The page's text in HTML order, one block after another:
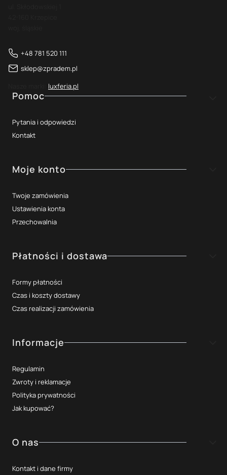
+48 781 520 111
sklep@zpradem.pl
luxferia.pl
Linki w stopce
Pomoc
Pytania i odpowiedzi
Kontakt
Moje konto
Twoje zamówienia
Ustawienia konta
Przechowalnia
Płatności i dostawa
Formy płatności
Czas i koszty dostawy
Czas realizacji zamówienia
Informacje
Regulamin
Zwroty i reklamacje
Polityka prywatności
Jak kupować?
O nas
Kontakt i dane firmy